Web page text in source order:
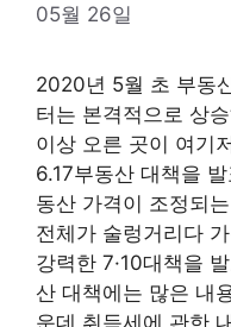
05월 26일
2020년 5월 초 부동
터는 본격적으로 상
이상 오른 곳이 여기
6.17부동산 대책을
동산 가격이 조정되
전체가 술렁거리다
강력한 7·10대책을
산 대책에는 많은 내
운데 취득세에 관한